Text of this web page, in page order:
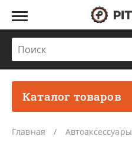
Каталог товаров
Главная Автоаксессуары